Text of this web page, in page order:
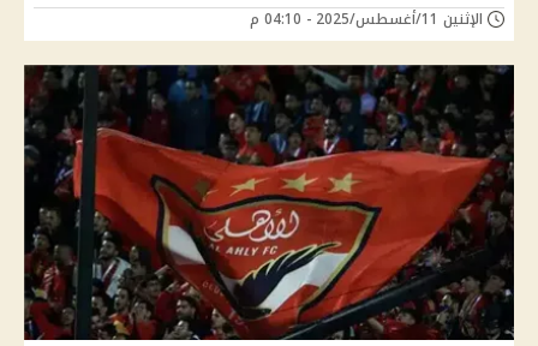
الإثنين 11/أغسطس/2025 - 04:10 م